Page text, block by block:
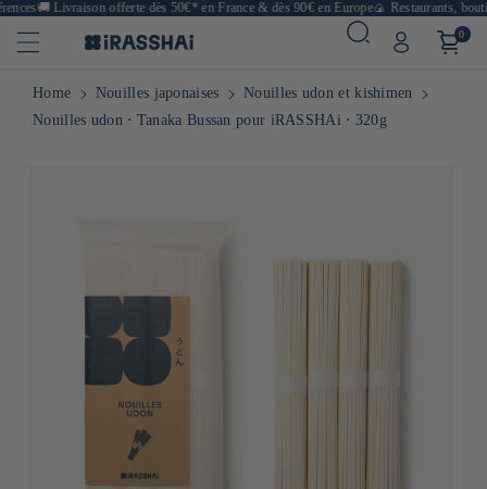
🚚Livraison offerte dès 50€* en France & dès 90€ en Europe🍙 Restaurants,
0
Home Nouilles japonaises
Nouilles udon et kishimen
Nouilles udon ⋅ Tanaka Bussan pour iRASSHAi ⋅ 320g